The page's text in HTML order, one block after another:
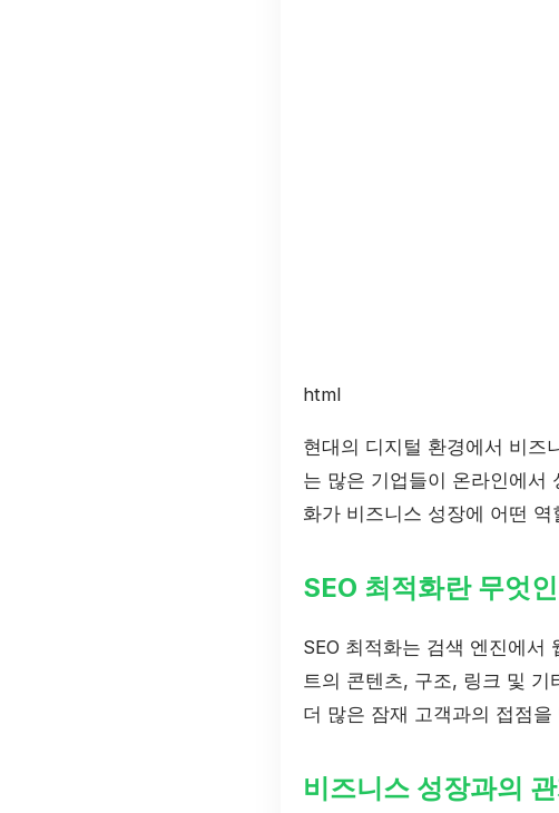
html
현대의 디지털 환경에서 비즈
는 많은 기업들이 온라인에서
화가 비즈니스 성장에 어떤
SEO 최적화란 무엇
SEO 최적화는 검색 엔진에서
트의 콘텐츠, 구조, 링크 및
더 많은 잠재 고객과의 접점을
비즈니스 성장과의